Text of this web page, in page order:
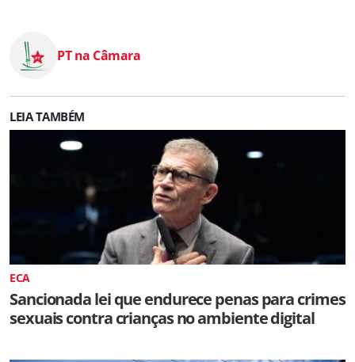
PT na Câmara
LEIA TAMBÉM
ECA
Sancionada lei que endurece penas para crimes
sexuais contra crianças no ambiente digital